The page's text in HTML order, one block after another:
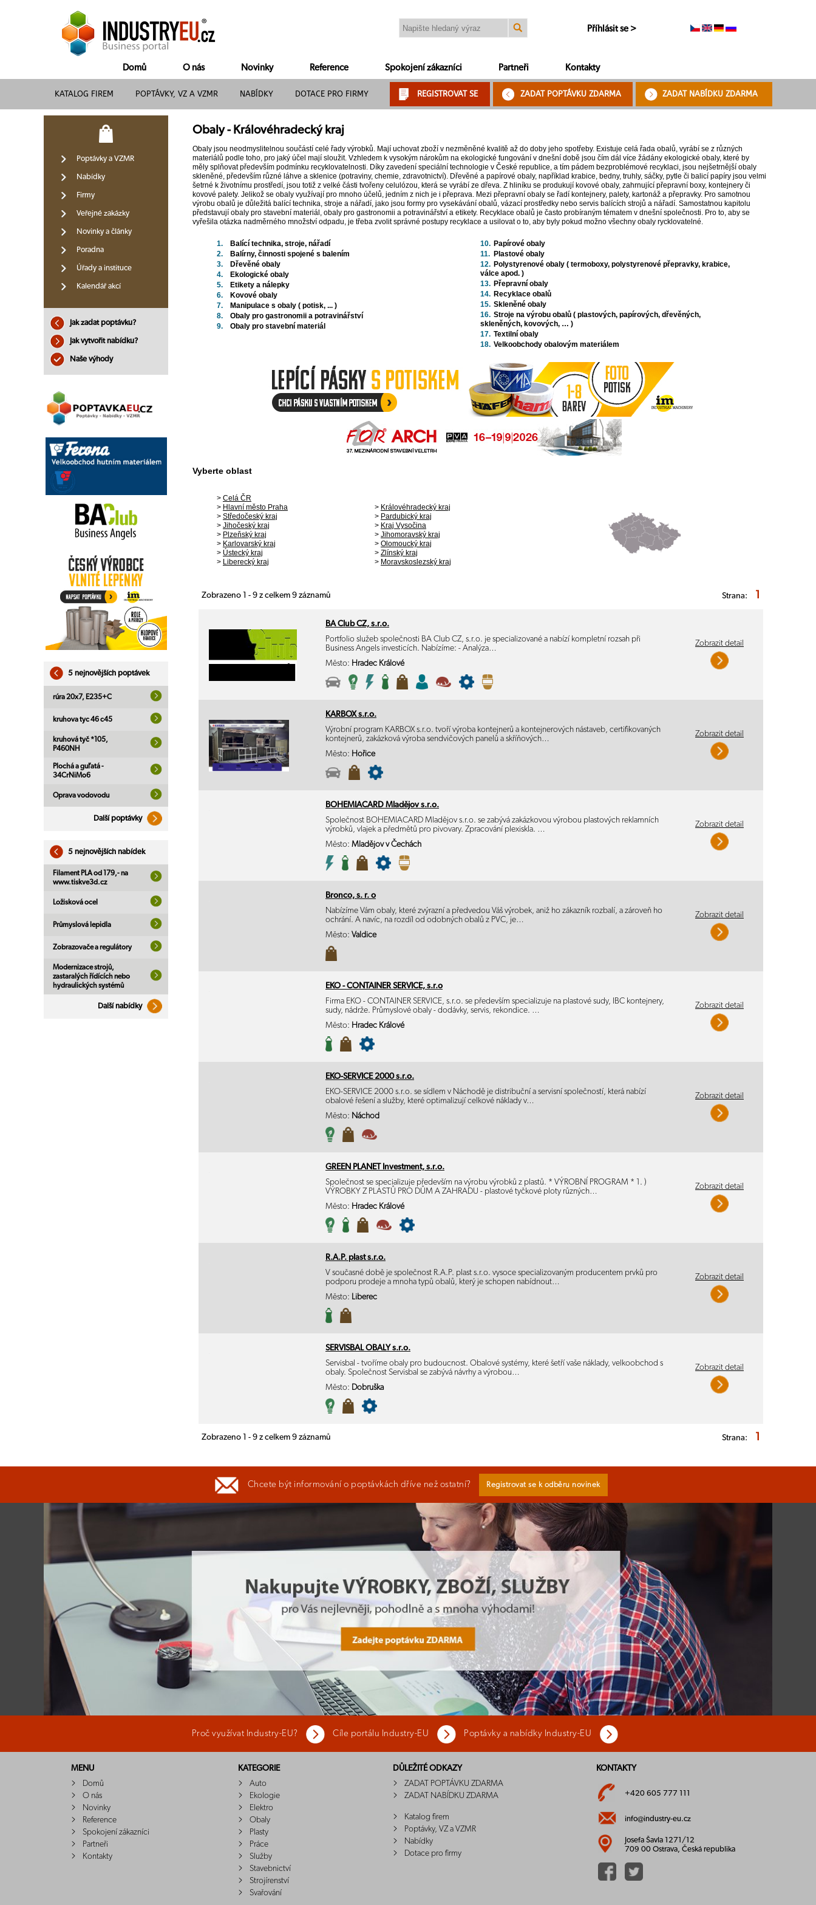
Příhlásit se >
Domů O nás Novinky Reference Spokojení zákazníci Partneři Kontakty
KATALOG FIREM POPTÁVKY, VZ A VZMR NABÍDKY DOTACE PRO FIRMY REGISTROVAT SE ZADAT POPTÁVKU ZDARMA ZADAT NABÍDKU ZDARMA
Poptávky a VZMR
Nabídky
Firmy
Veřejné zakázky
Novinky a články
Poradna
Úřady a instituce
Kalendář akcí
Jak zadat poptávku?
Jak vytvořit nabídku?
Naše výhody
5 nejnovějších poptávek
rúra 20x7, E235+C
kruhova tyc 46 c45
kruhová tyč *105,
P460NH
Plochá a guľatá -
34CrNiMo6
Oprava vodovodu
Další poptávky
5 nejnovějších nabídek
Filament PLA od 179,- na
www.tiskve3d.cz
Ložisková ocel
Průmyslová lepidla
Zobrazovače a regulátory
Modernizace strojů,
zastaralých řídících nebo
hydraulických systémů
Další nabídky
Obaly - Královéhradecký kraj
Obaly jsou neodmyslitelnou součástí celé řady výrobků. Mají uchovat zboží v nezměněné kvalitě až do doby jeho spotřeby. Existuje celá řada obalů, vyrábí se z různých
materiálů podle toho, pro jaký účel mají sloužit. Vzhledem k vysokým nárokům na ekologické fungování v dnešní době jsou čím dál více žádány ekologické obaly, které by
měly splňovat především podmínku recyklovatelnosti. Díky zavedení speciální technologie v České republice, a tím pádem bezproblémové recyklaci, jsou nejšetrnější obaly
skleněné, především různé láhve a sklenice (potraviny, chemie, zdravotnictví). Dřevěné a papírové obaly, například krabice, bedny, truhly, sáčky, pytle či balicí papíry jsou velmi
šetrné k životnímu prostředí, jsou totiž z velké části tvořeny celulózou, která se vyrábí ze dřeva. Z hliníku se produkují kovové obaly, zahrnující přepravní boxy, kontejnery či
kovové palety. Jelikož se obaly využívají pro mnoho účelů, jedním z nich je i přeprava. Mezi přepravní obaly se řadí kontejnery, palety, kartonáž a přepravky. Pro samotnou
výrobu obalů je důležitá balící technika, stroje a nářadí, jako jsou formy pro vysekávání obalů, vázací prostředky nebo servis balících strojů a nářadí. Samostatnou kapitolu
představují obaly pro stavební materiál, obaly pro gastronomii a potravinářství a etikety. Recyklace obalů je často probíraným tématem v dnešní společnosti. Pro to, aby se
vyřešila otázka nadměrného množství odpadu, je třeba zvolit správné postupy recyklace a usilovat o to, aby byly pokud možno všechny obaly rycklovatelné.
1.
Balící technika, stroje, nářadí
2.
Balírny, činnosti spojené s balením
3.
Dřevěné obaly
4.
Ekologické obaly
5.
Etikety a nálepky
6.
Kovové obaly
7.
Manipulace s obaly ( potisk, ... )
8.
Obaly pro gastronomii a potravinářství
9.
Obaly pro stavební materiál
10. Papírové obaly
11. Plastové obaly
12. Polystyrenové obaly ( termoboxy, polystyrenové přepravky, krabice,
válce apod. )
13. Přepravní obaly
14. Recyklace obalů
15. Skleněné obaly
16. Stroje na výrobu obalů ( plastových, papírových, dřevěných,
skleněných, kovových, … )
17. Textilní obaly
18. Velkoobchody obalovým materiálem
Vyberte oblast
> Celá ČR
> Hlavní město Praha
> Středočeský kraj
> Jihočeský kraj
> Plzeňský kraj
> Karlovarský kraj
> Ústecký kraj
> Liberecký kraj
> Královéhradecký kraj
> Pardubický kraj
> Kraj Vysočina
> Jihomoravský kraj
> Olomoucký kraj
> Zlínský kraj
> Moravskoslezský kraj
Zobrazeno 1 - 9 z celkem 9 záznamů Strana: 1
BA Club CZ, s.r.o.
Portfolio služeb společnosti BA Club CZ, s.r.o. je specializované a nabízí kompletní rozsah při
Business Angels investicích. Nabízíme: - Analýza…
Město: Hradec Králové
Zobrazit detail
KARBOX s.r.o.
Výrobní program KARBOX s.r.o. tvoří výroba kontejnerů a kontejnerových nástaveb, certifikovaných
kontejnerů, zakázková výroba sendvičových panelů a skříňových…
Město: Hořice
Zobrazit detail
BOHEMIACARD Mladějov s.r.o.
Společnost BOHEMIACARD Mladějov s.r.o. se zabývá zakázkovou výrobou plastových reklamních
výrobků, vlajek a předmětů pro pivovary. Zpracování plexiskla. …
Město: Mladějov v Čechách
Zobrazit detail
Bronco, s. r. o
Nabízíme Vám obaly, které zvýrazní a předvedou Váš výrobek, aniž ho zákazník rozbalí, a zároveň ho
ochrání. A navíc, na rozdíl od odobných obalů z PVC, je…
Město: Valdice
Zobrazit detail
EKO - CONTAINER SERVICE, s.r.o
Firma EKO - CONTAINER SERVICE, s.r.o. se především specializuje na plastové sudy, IBC kontejnery,
sudy, nádrže. Průmyslové obaly - dodávky, servis, rekondice. …
Město: Hradec Králové
Zobrazit detail
EKO-SERVICE 2000 s.r.o.
EKO-SERVICE 2000 s.r.o. se sídlem v Náchodě je distribuční a servisní společností, která nabízí
obalové řešení a služby, které optimalizují celkové náklady v…
Město: Náchod
Zobrazit detail
GREEN PLANET Investment, s.r.o.
Společnost se specializuje především na výrobu výrobků z plastů. * VÝROBNÍ PROGRAM * 1. )
VÝROBKY Z PLASTŮ PRO DŮM A ZAHRADU - plastové tyčkové ploty různých…
Město: Hradec Králové
Zobrazit detail
R.A.P. plast s.r.o.
V současné době je společnost R.A.P. plast s.r.o. vysoce specializovaným producentem prvků pro
podporu prodeje a mnoha typů obalů, který je schopen nabídnout…
Město: Liberec
Zobrazit detail
SERVISBAL OBALY s.r.o.
Servisbal - tvoříme obaly pro budoucnost. Obalové systémy, které šetří vaše náklady, velkoobchod s
obaly. Společnost Servisbal se zabývá návrhy a výrobou…
Město: Dobruška
Zobrazit detail
Zobrazeno 1 - 9 z celkem 9 záznamů Strana: 1
Chcete být informování o poptávkách dříve než ostatní? Registrovat se k odběru novinek
Proč využívat Industry-EU? Cíle portálu Industry-EU Poptávky a nabídky Industry-EU
MENU
Domů
O nás
Novinky
Reference
Spokojení zákazníci
Partneři
Kontakty
KATEGORIE
Auto
Ekologie
Elektro
Obaly
Plasty
Práce
Služby
Stavebnictví
Strojírenství
Svařování
DŮLEŽITÉ ODKAZY
ZADAT POPTÁVKU ZDARMA
ZADAT NABÍDKU ZDARMA
Katalog firem
Poptávky, VZ a VZMR
Nabídky
Dotace pro firmy
KONTAKTY
+420 605 777 111
info@industry-eu.cz
Josefa Šavla 1271/12
709 00 Ostrava, Česká republika